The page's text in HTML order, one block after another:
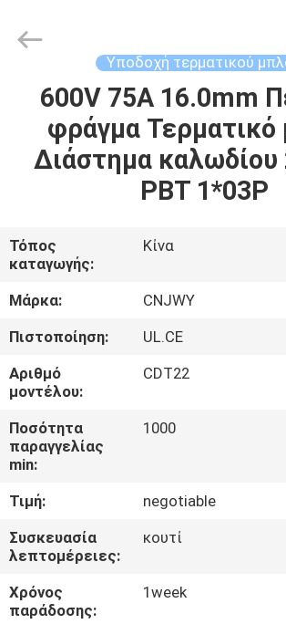
ΣΠΊΤΙ
ΠΡΟΪΌΝΤΑ
ΕΜΕΊΣ
ΓΎΡΟΣ
ΕΡΓΟΣΤΑΣΊΩΝ
ΠΟΙΟΤΙΚΌΣ
ΈΛΕΓΧΟΣ
ΕΛΆΤΕ
ΣΕ
ΕΠΑΦΉ
ΜΕ
Electronic
Co.,Ltd.
Υποδοχή τερματικού
600V 75A 16.0mm
φράγμα Τερματικό
Διάστημα καλωδίου
PBT 1*03P
Τόπος
καταγωγής:
Κίνα
Μάρκα:
CNJWY
Πιστοποίηση:
UL.CE
Αριθμό
μοντέλου:
CDT22
Ποσότητα
παραγγελίας
min:
1000
Τιμή:
negotiable
Συσκευασία
λεπτομέρειες:
κουτί
Χρόνος
παράδοσης:
1week